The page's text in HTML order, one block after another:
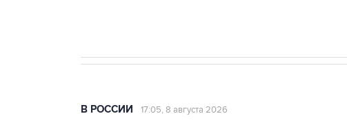
В РОССИИ 17:05, 8 августа 2026